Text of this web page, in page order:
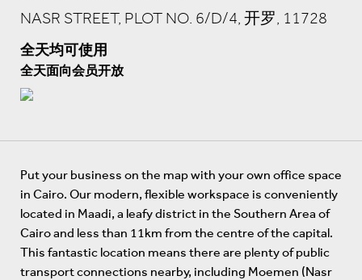
NASR STREET, PLOT NO. 6/D/4, 开罗, 11728
全天均可使用
全天面向会员开放
Put your business on the map with your own office space
in Cairo. Our modern, flexible workspace is conveniently
located in Maadi, a leafy district in the Southern Area of
Cairo and less than 11km from the centre of the capital.
This fantastic location means there are plenty of public
transport connections nearby, including Moemen (Nasr